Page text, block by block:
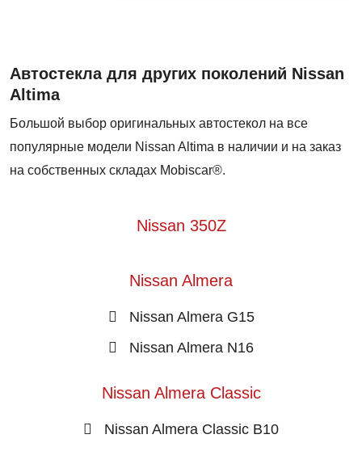
Автостекла для других поколений Nissan
Altima
Большой выбор оригинальных автостекол на все
популярные модели Nissan Altima в наличии и на заказ
на собственных складах Mobiscar®.
Nissan 350Z
Nissan Almera
Nissan Almera G15
Nissan Almera N16
Nissan Almera Classic
Nissan Almera Classic B10